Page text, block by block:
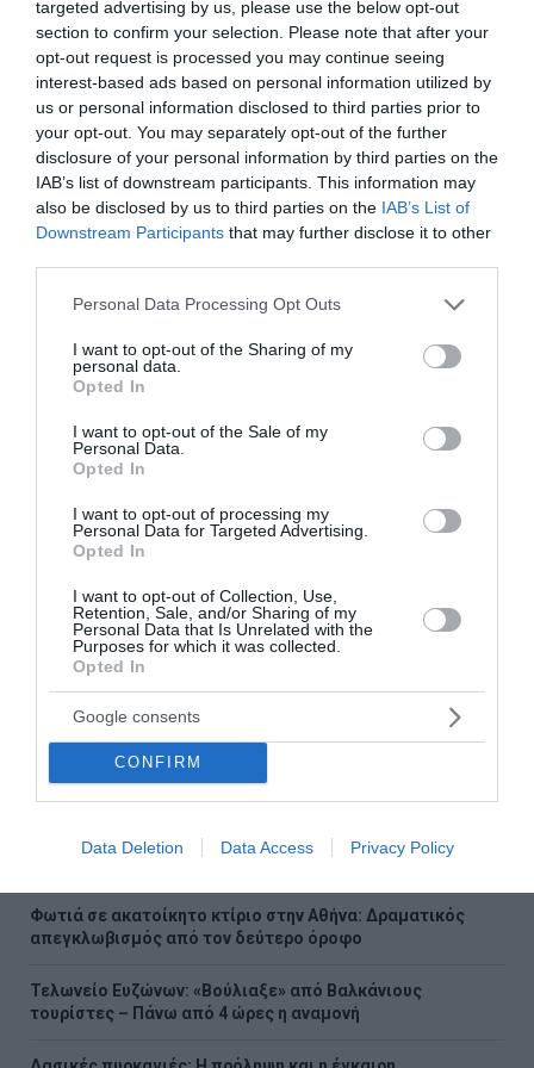
targeted advertising by us, please use the below opt-out
section to confirm your selection. Please note that after your
opt-out request is processed you may continue seeing
interest-based ads based on personal information utilized by
us or personal information disclosed to third parties prior to
your opt-out. You may separately opt-out of the further
disclosure of your personal information by third parties on the
IAB’s list of downstream participants. This information may
also be disclosed by us to third parties on the IAB’s List of
Downstream Participants that may further disclose it to other
Please note that this website/app uses one or more Google
not limited to your visit or usage behaviour. You may click to
grant or deny consent to Google and its third-party tags to
use your data for below specified purposes in below Google
consent section.
Personal Data Processing Opt Outs
I want to opt-out of the Sharing of my
personal data.
Opted In
I want to opt-out of the Sale of my
Personal Data.
Opted In
I want to opt-out of processing my
Personal Data for Targeted Advertising.
Opted In
I want to opt-out of Collection, Use,
Retention, Sale, and/or Sharing of my
Personal Data that Is Unrelated with the
Purposes for which it was collected.
Opted In
Google consents
CONFIRM
Data Deletion Data Access Privacy Policy
στην ρήση, η παγίδα του Θουκυδίδη.
Το θέμα είναι αν θα πέσει η Αθήνα στην παγίδα,
που στήνει η Άγκυρα. Αν δηλαδή οι πολυποίκιλες
πολιτικές δυνάμεις θα εμείνουν στην τοξικότητα
που καλλιεργούν, εδώ και καιρό, ή αν θα ενωθούν,
προκειμένου να αντιμετωπιστεί ο επιθετικός
ανατολίτης.
Θα συναινέσουν άραγε τα κόμματα σε μια κίνηση,
κόλπων, ανακήρυξη ΑΟΖ, καθώς και 12 μίλια σε
Αιγαίο και Ανατολική Μεσόγειο, ως απάντηση στις
επιθετικές κινήσεις της Άγκυρας;
Ο Ελληνισμός ως οπλοστάσιο της Δημοκρατίας
Ακολουθήστε το Lykavitos.gr
στο Google News
και μάθετε πρώτοι όλες τις
ειδήσεις
Φωτιά σε ακατοίκητο κτίριο στην Αθήνα: Δραματικός
απεγκλωβισμός από τον δεύτερο όροφο
Τελωνείο Ευζώνων: «Βούλιαξε» από Βαλκάνιους
τουρίστες – Πάνω από 4 ώρες η αναμονή